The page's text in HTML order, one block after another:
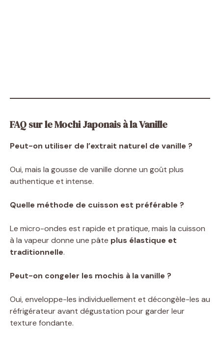
FAQ sur le Mochi Japonais à la Vanille
Peut-on utiliser de l’extrait naturel de vanille ?
Oui, mais la gousse de vanille donne un goût plus
authentique et intense.
Quelle méthode de cuisson est préférable ?
Le micro-ondes est rapide et pratique, mais la cuisson
à la vapeur donne une pâte plus élastique et
traditionnelle.
Peut-on congeler les mochis à la vanille ?
Oui, enveloppe-les individuellement et décongèle-les au
réfrigérateur avant dégustation pour garder leur
texture fondante.